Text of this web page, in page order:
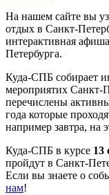
На нашем сайте вы
отдых в Санкт-
интерактивная
Петербурга.
Куда-СПБ собирает
мероприятих Санкт-
перечислены
года которые
например завтра, на
Куда-СПБ в курсе 13
пройдут в Санкт-
Если вы знаете о
нам!